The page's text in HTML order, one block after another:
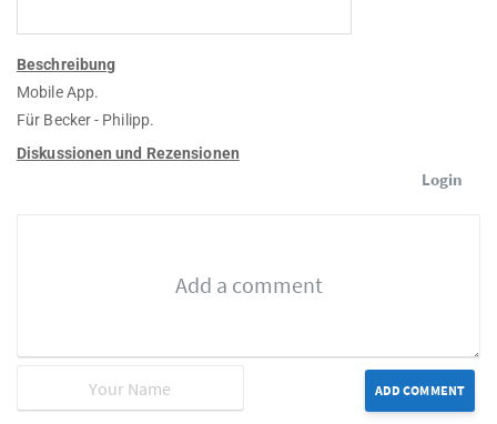
Beschreibung
Mobile App.
Für Becker - Philipp.
Diskussionen und Rezensionen
Login
ADD COMMENT